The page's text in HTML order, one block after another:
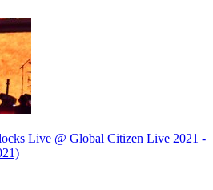
Live @ Global Citizen Live 2021 -